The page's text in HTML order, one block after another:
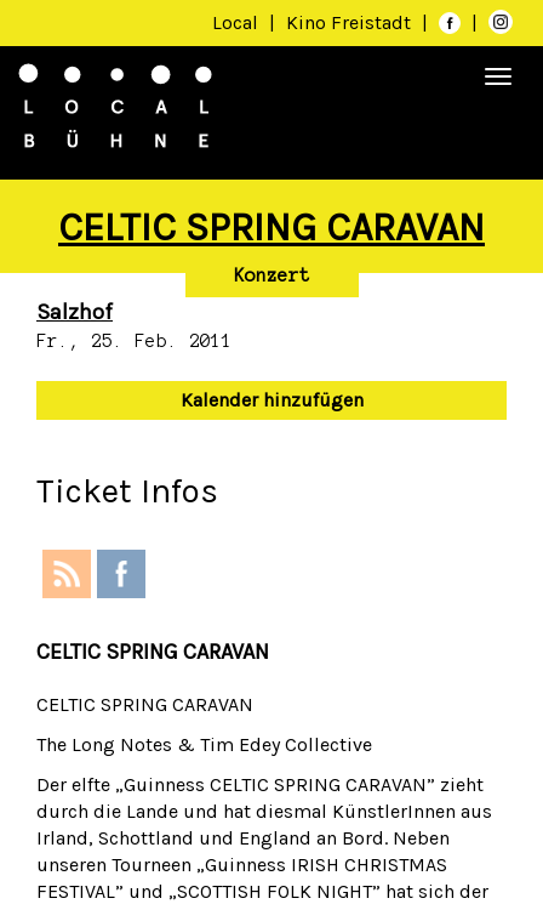
Local | Kino Freistadt | |
CELTIC SPRING CARAVAN
Konzert
Salzhof
Fr., 25. Feb. 2011
Kalender hinzufügen
Ticket Infos
CELTIC SPRING CARAVAN
CELTIC SPRING CARAVAN
The Long Notes & Tim Edey Collective
Der elfte „Guinness CELTIC SPRING CARAVAN” zieht
durch die Lande und hat diesmal KünstlerInnen aus
Irland, Schottland und England an Bord. Neben
unseren Tourneen „Guinness IRISH CHRISTMAS
FESTIVAL” und „SCOTTISH FOLK NIGHT” hat sich der